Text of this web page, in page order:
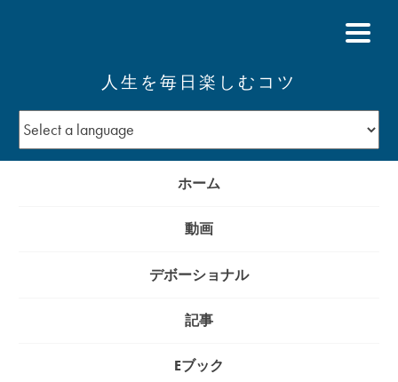
人生を毎日楽しむコツ
ホーム
動画
デボーショナル
記事
Eブック